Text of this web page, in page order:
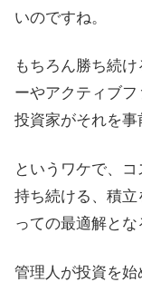
いのですね。
もちろん勝ち続
ーやアクティブ
投資家がそれを事
というワケで、
持ち続ける、積
っての最適解とな
管理人が投資を